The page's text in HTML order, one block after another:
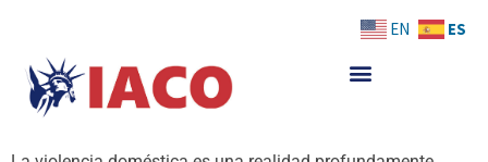
content
EN ES